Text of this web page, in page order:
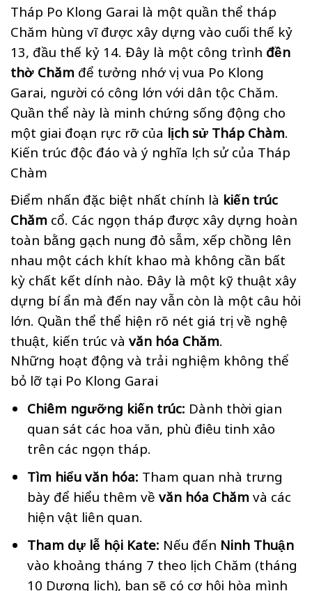
Tháp Po Klong Garai là một quần thể tháp
Chăm hùng vĩ được xây dựng vào cuối thế kỷ
13, đầu thế kỷ 14. Đây là một công trình đền
thờ Chăm để tưởng nhớ vị vua Po Klong
Garai, người có công lớn với dân tộc Chăm.
Quần thể này là minh chứng sống động cho
một giai đoạn rực rỡ của lịch sử Tháp Chàm.
Kiến trúc độc đáo và ý nghĩa lịch sử của Tháp
Chàm
Điểm nhấn đặc biệt nhất chính là kiến trúc
Chăm cổ. Các ngọn tháp được xây dựng hoàn
toàn bằng gạch nung đỏ sẫm, xếp chồng lên
nhau một cách khít khao mà không cần bất
kỳ chất kết dính nào. Đây là một kỹ thuật xây
dựng bí ẩn mà đến nay vẫn còn là một câu hỏi
lớn. Quần thể thể hiện rõ nét giá trị về nghệ
thuật, kiến trúc và văn hóa Chăm.
Những hoạt động và trải nghiệm không thể
bỏ lỡ tại Po Klong Garai
Chiêm ngưỡng kiến trúc: Dành thời gian
quan sát các hoa văn, phù điêu tinh xảo
trên các ngọn tháp.
Tìm hiểu văn hóa: Tham quan nhà trưng
bày để hiểu thêm vềvăn hóa Chăm và các
hiện vật liên quan.
Tham dự lễ hội Kate: Nếu đến Ninh Thuận
vào khoảng tháng 7 theo lịch Chăm (tháng
10 Dương lịch), bạn sẽ có cơ hội hòa mình